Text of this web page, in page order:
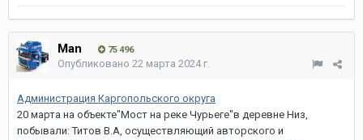
Man 75 496
Опубликовано 22 марта 2024 г.
Администрация Каргопольского округа
20 марта на объекте"Мост на реке Чурьеге"в деревне Низ,
побывали: Титов В.А, осуществляющий авторского и